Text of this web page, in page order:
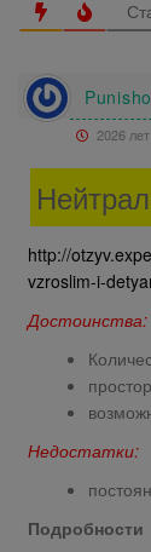
2026
http://
vzroslim-i-
Достоинства:
простор
Недостатки:
Подробности